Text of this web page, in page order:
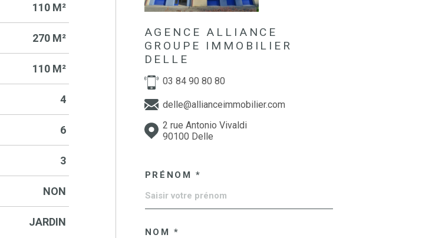
110 M²
270 M²
110 M²
4
6
3
NON
JARDIN
AGENCE ALLIANCE
GROUPE IMMOBILIER
DELLE
03 84 90 80 80
delle@allianceimmobilier.com
2 rue Antonio Vivaldi
90100 Delle
PRÉNOM *
NOM *